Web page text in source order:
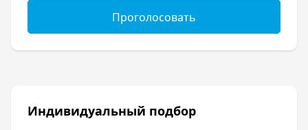
Проголосовать
Индивидуальный подбор